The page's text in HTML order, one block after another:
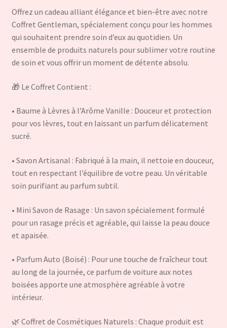
Offrez un cadeau alliant élégance et bien-être avec notre
Coffret Gentleman, spécialement conçu pour les hommes
qui souhaitent prendre soin d’eux au quotidien. Un
ensemble de produits naturels pour sublimer votre routine
de soin et vous offrir un moment de détente absolu.
🎁 Le Coffret Contient :
• Baume à Lèvres à l’Arôme Vanille : Douceur et protection
pour vos lèvres, tout en laissant un parfum délicatement
sucré.
• Savon Artisanal : Fabriqué à la main, il nettoie en douceur,
tout en respectant l’équilibre de votre peau. Un véritable
soin purifiant au parfum subtil.
• Mini Savon de Rasage : Un savon spécialement formulé
pour un rasage précis et agréable, qui laisse la peau douce
et apaisée.
• Parfum Auto (Boisé) : Pour une touche de fraîcheur tout
au long de la journée, ce parfum de voiture aux notes
boisées apporte une atmosphère agréable à votre
intérieur.
🌿 Coffret de Cosmétiques Naturels : Chaque produit est